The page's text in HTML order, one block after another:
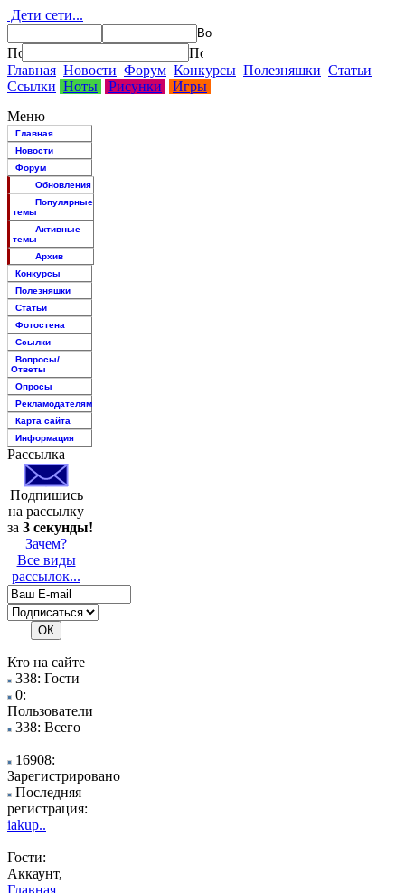
Дети сети...
Главная Новости Форум Конкурсы Полезняшки Статьи
Ссылки Ноты Рисунки
Игры
Меню
Главная
Новости
Форум
Обновления
Популярные
темы
Активные
темы
Архив
Конкурсы
Полезняшки
Статьи
Фотостена
Ссылки
Вопросы/
Ответы
Опросы
Рекламодателям
Карта сайта
Информация
Рассылка
Подпишись
на рассылку
за 3 секунды!
Зачем?
Все виды
рассылок...
Кто на сайте
338: Гости
0:
Пользователи
338: Всего
16908:
Зарегистрировано
Последняя
регистрация:
iakup..
Гости:
Аккаунт,
Главная,